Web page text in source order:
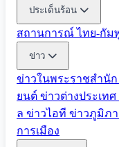
ประเด็นร้อน
สถานการณ์ ไทย-กัม
ข่าว
ข่าวในพระราชสำนัก
ยนต์ ข่าวต่างประเทศ
ล ข่าวไอที ข่าวภูมิภ
การเมือง